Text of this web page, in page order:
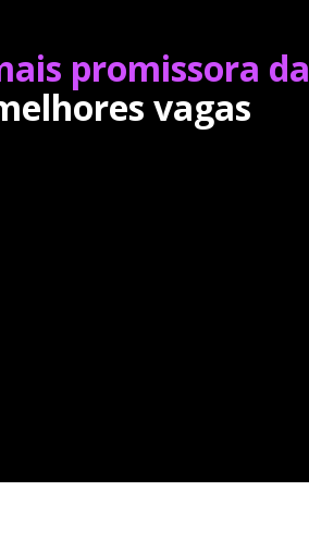
promissora da
vagas